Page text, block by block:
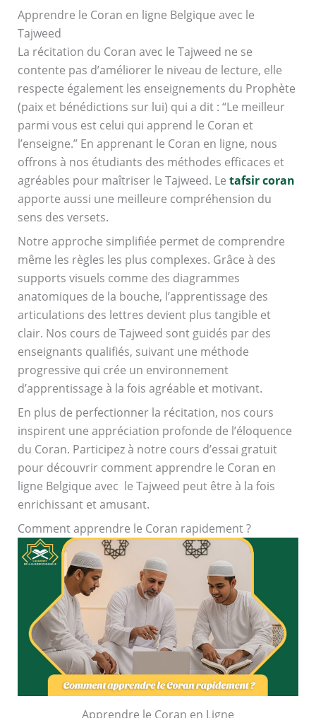
Apprendre le Coran en ligne Belgique avec le
Tajweed
La récitation du Coran avec le Tajweed ne se
contente pas d’améliorer le niveau de lecture, elle
respecte également les enseignements du Prophète
(paix et bénédictions sur lui) qui a dit : “Le meilleur
parmi vous est celui qui apprend le Coran et
l’enseigne.” En apprenant le Coran en ligne, nous
offrons à nos étudiants des méthodes efficaces et
agréables pour maîtriser le Tajweed. Le tafsir coran
apporte aussi une meilleure compréhension du
sens des versets.
Notre approche simplifiée permet de comprendre
même les règles les plus complexes. Grâce à des
supports visuels comme des diagrammes
anatomiques de la bouche, l’apprentissage des
articulations des lettres devient plus tangible et
clair. Nos cours de Tajweed sont guidés par des
enseignants qualifiés, suivant une méthode
progressive qui crée un environnement
d’apprentissage à la fois agréable et motivant.
En plus de perfectionner la récitation, nos cours
inspirent une appréciation profonde de l’éloquence
du Coran. Participez à notre cours d’essai gratuit
pour découvrir comment apprendre le Coran en
ligne Belgique avec le Tajweed peut être à la fois
enrichissant et amusant.
Comment apprendre le Coran rapidement ?
Apprendre le Coran en Ligne